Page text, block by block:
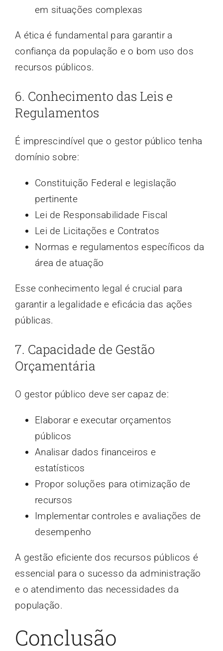
em situações complexas
A ética é fundamental para garantir a
confiança da população e o bom uso dos
recursos públicos.
6. Conhecimento das Leis e
Regulamentos
É imprescindível que o gestor público tenha
domínio sobre:
Constituição Federal e legislação
pertinente
Lei de Responsabilidade Fiscal
Lei de Licitações e Contratos
Normas e regulamentos específicos da
área de atuação
Esse conhecimento legal é crucial para
garantir a legalidade e eficácia das ações
públicas.
7. Capacidade de Gestão
Orçamentária
O gestor público deve ser capaz de:
Elaborar e executar orçamentos
públicos
Analisar dados financeiros e
estatísticos
Propor soluções para otimização de
recursos
Implementar controles e avaliações de
desempenho
A gestão eficiente dos recursos públicos é
essencial para o sucesso da administração
e o atendimento das necessidades da
população.
Conclusão